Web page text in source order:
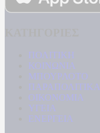
ΠΟΛΙΤΙΚΗ
ΚΟΙΝΩΝΙΑ
ΜΠΟΥΡΛΟΤΟ
ΠΑΡΑΠΟΛΙΤΙΚΑ
ΟΙΚΟΝΟΜΙΑ
ΥΓΕΙΑ
ΕΝΕΡΓΕΙΑ